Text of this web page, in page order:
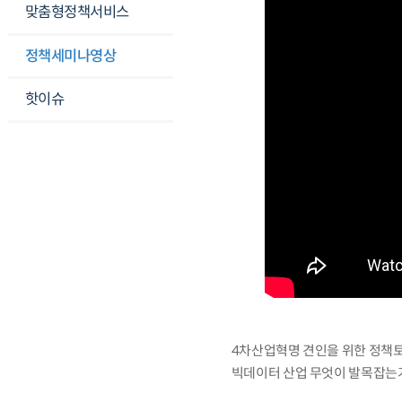
맞춤형정책서비스
정책세미나영상
핫이슈
4차산업혁명 견인을 위한 정책
빅데이터 산업 무엇이 발목잡는